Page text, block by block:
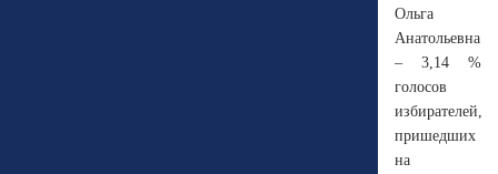
Ольга
Анатольевна
– 3,14 %
голосов
избирателей,
пришедших
на